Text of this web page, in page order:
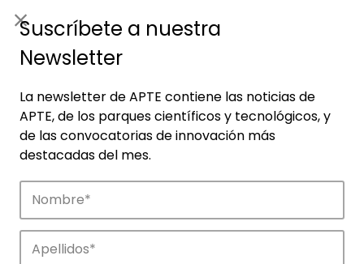
Suscríbete a nuestra
Newsletter
La newsletter de APTE contiene las noticias de
APTE, de los parques científicos y tecnológicos, y
de las convocatorias de innovación más
destacadas del mes.